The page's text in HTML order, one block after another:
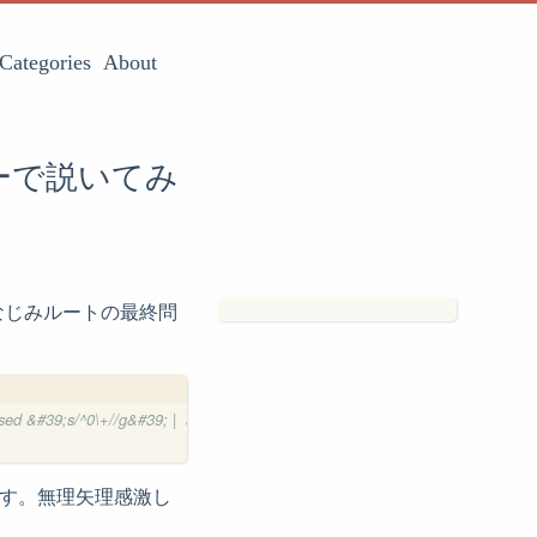
Categories About
説いてみ
みルートの最終問
&#39;s/^0\+//g&#39; |  awk -v x=$X -v y=$Y &#39;{for(i=0;i&#39; | sed
。無理矢理感激し